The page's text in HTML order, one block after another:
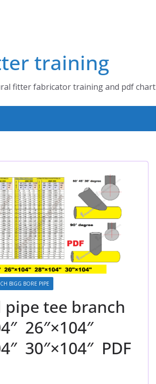
training
fitter fabricator training and pdf chart
BIGG BORE PIPE
pipe tee branch
26″×104″
30″×104″ PDF